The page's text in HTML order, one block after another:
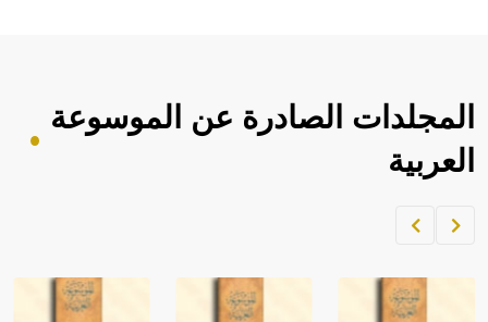
المجلدات الصادرة عن الموسوعة
العربية